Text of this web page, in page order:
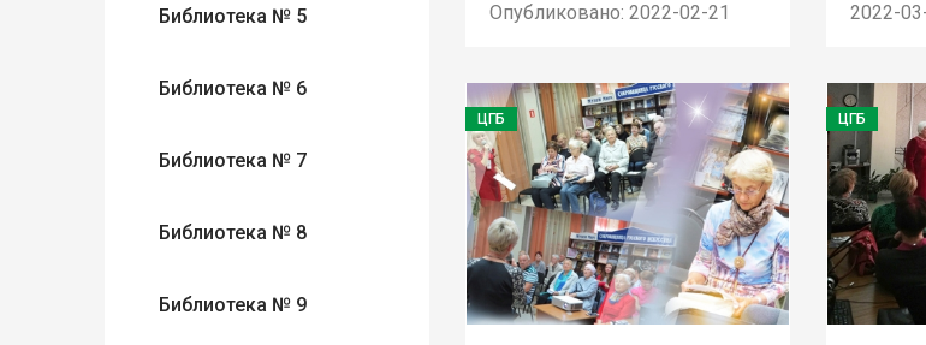
Библиотека № 5
Библиотека № 6
Библиотека № 7
Библиотека № 8
Библиотека № 9
Опубликовано: 2022-02-21 2022-
ЦГБ ЦГБ